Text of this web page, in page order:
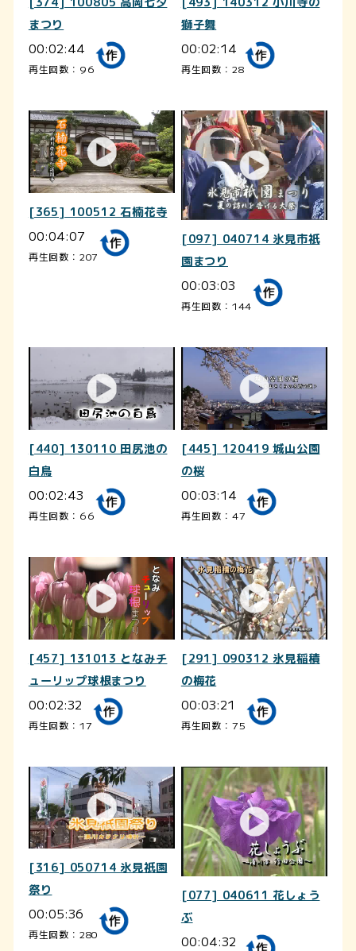
まつり
00:02:44
再生回数：96
獅子舞
00:02:14
再生回数：28
[365] 100512 石楠花寺
00:04:07
再生回数：207
[097] 040714 氷見市祇
園まつり
00:03:03
再生回数：144
[440] 130110 田尻池の
白鳥
00:02:43
再生回数：66
[445] 120419 城山公園
の桜
00:03:14
再生回数：47
[457] 131013 となみチ
ューリップ球根まつり
00:02:32
再生回数：17
[291] 090312 氷見稲積
の梅花
00:03:21
再生回数：75
[316] 050714 氷見祇園
祭り
00:05:36
再生回数：280
[077] 040611 花しょう
ぶ
00:04:32